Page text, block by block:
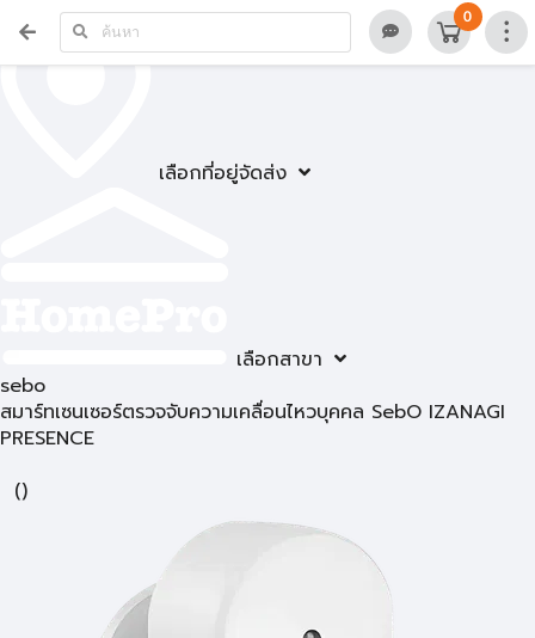
เลือกที่อยู่จัดส่ง
เลือกสาขา
0
sebo
สมาร์ทเซนเซอร์ตรวจจับความเคลื่อนไหวบุคคล SebO IZANAGI
PRESENCE
()